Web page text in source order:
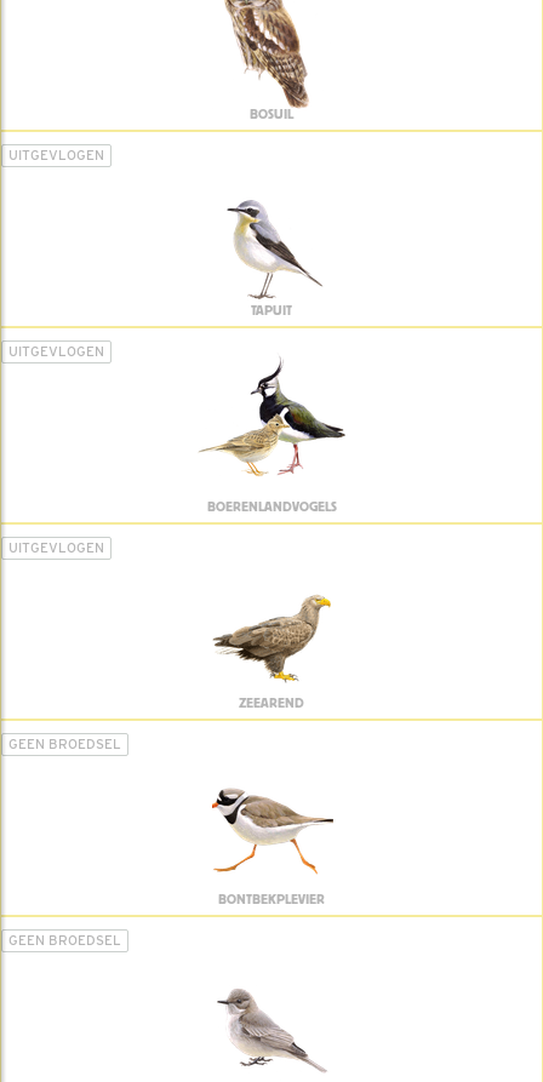
BOSUIL
UITGEVLOGEN
TAPUIT
UITGEVLOGEN
BOERENLANDVOGELS
UITGEVLOGEN
ZEEAREND
GEEN BROEDSEL
BONTBEKPLEVIER
GEEN BROEDSEL